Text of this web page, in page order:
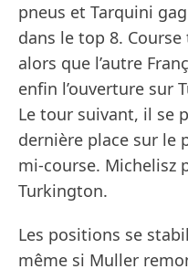
pneus et Tarquini
dans le top 8.
alors que l’autre
enfin l’ouverture sur
Le tour suivant, il se
dernière place sur le
mi-course. Michelisz
Turkington.
Les positions se
même si Muller